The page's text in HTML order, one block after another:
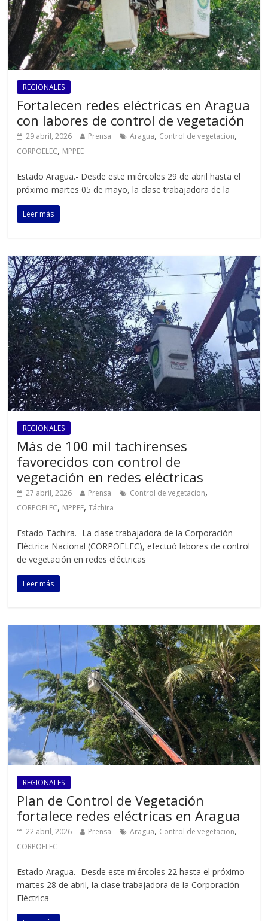
REGIONALES
Fortalecen redes eléctricas en Aragua
con labores de control de vegetación
29 abril, 2026 Prensa Aragua, Control de vegetacion,
CORPOELEC, MPPEE
Estado Aragua.- Desde este miércoles 29 de abril hasta el
próximo martes 05 de mayo, la clase trabajadora de la
Leer más
REGIONALES
Más de 100 mil tachirenses
favorecidos con control de
vegetación en redes eléctricas
27 abril, 2026 Prensa Control de vegetacion,
CORPOELEC, MPPEE,Táchira
Estado Táchira.- La clase trabajadora de la Corporación
Eléctrica Nacional (CORPOELEC), efectuó labores de control
de vegetación en redes eléctricas
Leer más
REGIONALES
Plan de Control de Vegetación
fortalece redes eléctricas en Aragua
22 abril, 2026 Prensa Aragua, Control de vegetacion,
CORPOELEC
Estado Aragua.- Desde este miércoles 22 hasta el próximo
martes 28 de abril, la clase trabajadora de la Corporación
Eléctrica